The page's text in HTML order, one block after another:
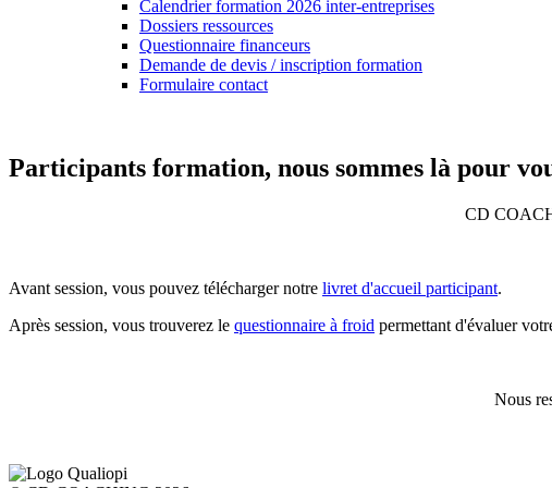
Calendrier formation 2026 inter-entreprises
Dossiers ressources
Questionnaire financeurs
Demande de devis / inscription formation
Formulaire contact
Participants formation, nous sommes là pour
CD
Avant session, vous pouvez télécharger notre livret d'accueil participant.
Après session, vous trouverez le questionnaire à froid permettant d'évaluer
Nous